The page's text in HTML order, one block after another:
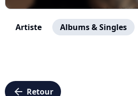
Artiste Albums & Singles
arrow_left Retour